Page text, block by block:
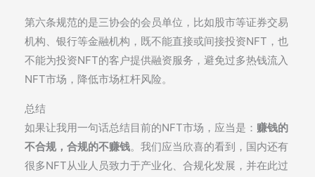
第六条规范的是三协会的会员单位，比如股市等证券交易
机构、银行等金融机构，既不能直接或间接投资NFT，也
不能为投资NFT的客户提供融资服务，避免过多热钱流入
NFT市场，降低市场杠杆风险。
总结
如果让我用一句话总结目前的NFT市场，应当是： 赚钱的
不合规，合规的不赚钱。我们应当欣喜的看到，国内还有
很多NFT从业人员致力于产业化、合规化发展，并在此过